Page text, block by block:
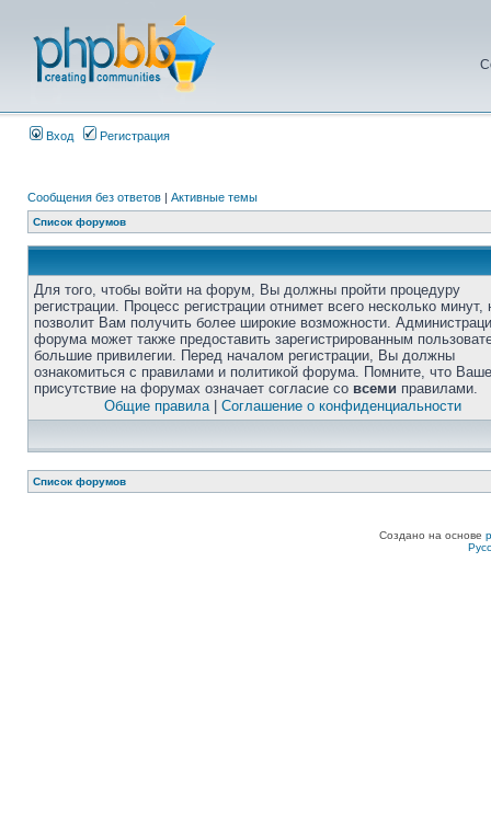
Вход Регистрация
Сообщения без ответов | Активные темы
Список форумов
Для того, чтобы войти на форум, Вы должны пройти процедуру
регистрации. Процесс регистрации отнимет всего несколько минут,
позволит Вам получить более широкие возможности.
форума может также предоставить зарегистрированным
большие привилегии. Перед началом регистрации, Вы должны
ознакомиться с правилами и политикой форума. Помните, что Ваше
присутствие на форумах означает согласие со всеми правилами.
Общие правила| Соглашение о конфиденциальности
Список форумов
Создано на основе